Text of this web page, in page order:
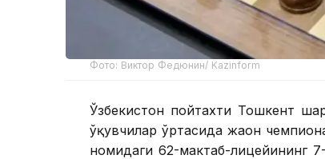
Фото: Виктор Федюнин/ Kazinform
Ўзбекистон пойтахти Тошкент
ўқувчилар ўртасида жаҳон
номидаги 62-мактаб-лицейининг